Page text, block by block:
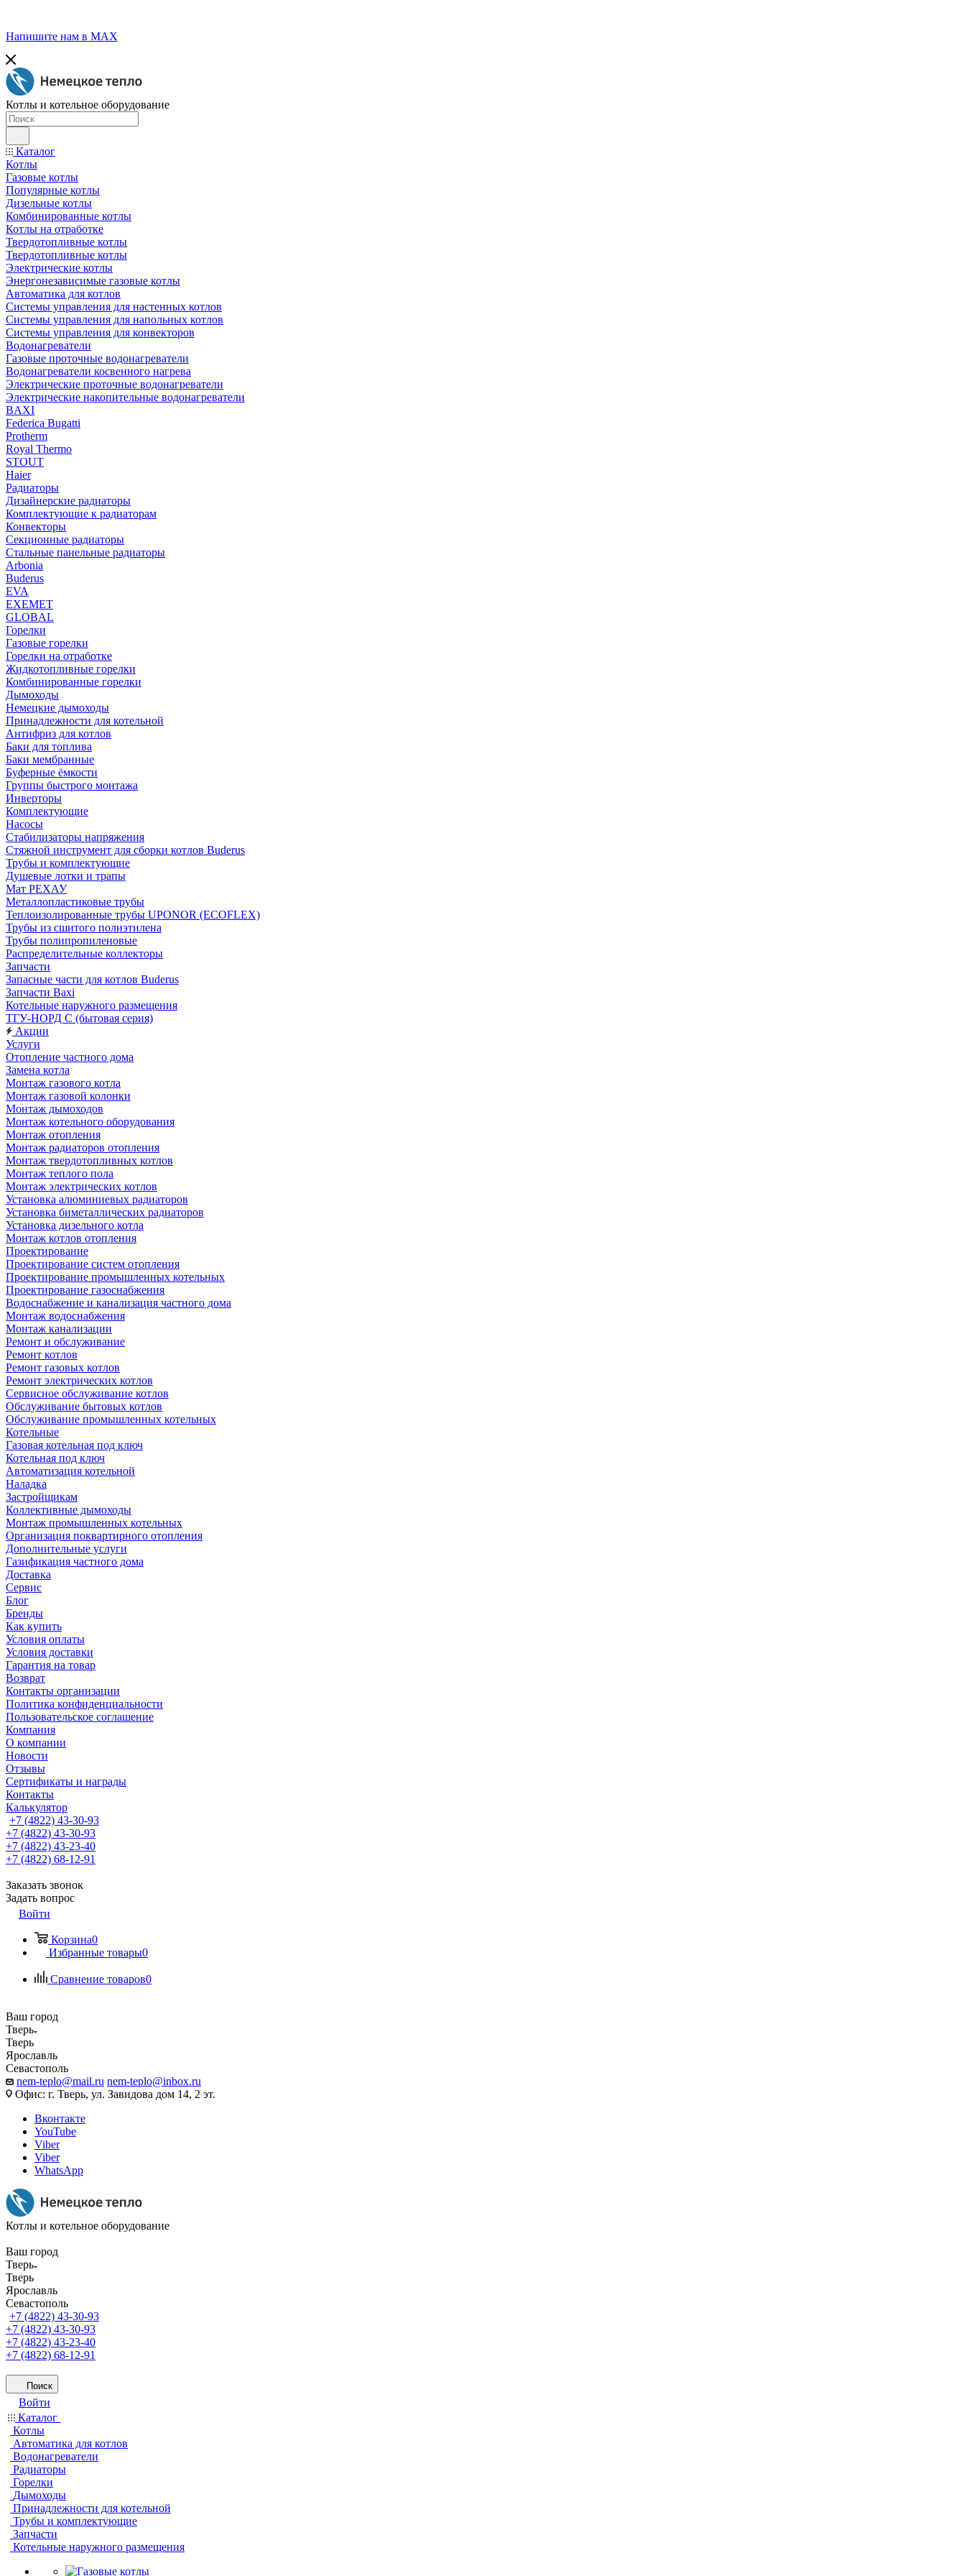
Напишите нам в МАХ
Котлы и котельное оборудование
Каталог
Котлы
Газовые котлы
Популярные котлы
Дизельные котлы
Комбинированные котлы
Котлы на отработке
Твердотопливные котлы
Твердотопливные котлы
Электрические котлы
Энергонезависимые газовые котлы
Автоматика для котлов
Системы управления для настенных котлов
Системы управления для напольных котлов
Системы управления для конвекторов
Водонагреватели
Газовые проточные водонагреватели
Водонагреватели косвенного нагрева
Электрические проточные водонагреватели
Электрические накопительные водонагреватели
BAXI
Federica Bugatti
Protherm
Royal Thermo
STOUT
Haier
Радиаторы
Дизайнерские радиаторы
Комплектующие к радиаторам
Конвекторы
Секционные радиаторы
Стальные панельные радиаторы
Arbonia
Buderus
EVA
EXEMET
GLOBAL
Горелки
Газовые горелки
Горелки на отработке
Жидкотопливные горелки
Комбинированные горелки
Дымоходы
Немецкие дымоходы
Принадлежности для котельной
Антифриз для котлов
Баки для топлива
Баки мембранные
Буферные ёмкости
Группы быстрого монтажа
Инверторы
Комплектующие
Насосы
Стабилизаторы напряжения
Стяжной инструмент для сборки котлов Buderus
Трубы и комплектующие
Душевые лотки и трапы
Мат РЕХАУ
Металлопластиковые трубы
Теплоизолированные трубы UPONOR (ECOFLEX)
Трубы из сшитого полиэтилена
Трубы полипропиленовые
Распределительные коллекторы
Запчасти
Запасные части для котлов Buderus
Запчасти Baxi
Котельные наружного размещения
ТГУ-НОРД С (бытовая серия)
Акции
Услуги
Отопление частного дома
Замена котла
Монтаж газового котла
Монтаж газовой колонки
Монтаж дымоходов
Монтаж котельного оборудования
Монтаж отопления
Монтаж радиаторов отопления
Монтаж твердотопливных котлов
Монтаж теплого пола
Монтаж электрических котлов
Установка алюминиевых радиаторов
Установка биметаллических радиаторов
Установка дизельного котла
Монтаж котлов отопления
Проектирование
Проектирование систем отопления
Проектирование промышленных котельных
Проектирование газоснабжения
Водоснабжение и канализация частного дома
Монтаж водоснабжения
Монтаж канализации
Ремонт и обслуживание
Ремонт котлов
Ремонт газовых котлов
Ремонт электрических котлов
Сервисное обслуживание котлов
Обслуживание бытовых котлов
Обслуживание промышленных котельных
Котельные
Газовая котельная под ключ
Котельная под ключ
Автоматизация котельной
Наладка
Застройщикам
Коллективные дымоходы
Монтаж промышленных котельных
Организация поквартирного отопления
Дополнительные услуги
Газификация частного дома
Доставка
Сервис
Блог
Бренды
Как купить
Условия оплаты
Условия доставки
Гарантия на товар
Возврат
Контакты организации
Политика конфиденциальности
Пользовательское соглашение
Компания
О компании
Новости
Отзывы
Сертификаты и награды
Контакты
Калькулятор
+7 (4822) 43-30-93
+7 (4822) 43-30-93
+7 (4822) 43-23-40
+7 (4822) 68-12-91
Заказать звонок
Задать вопрос
Войти
Корзина0
Избранные товары0
Сравнение товаров0
Ваш город
Тверь
Тверь
Ярославль
Севастополь
nem-teplo@mail.ru nem-teplo@inbox.ru
Офис: г. Тверь, ул. Завидова дом 14, 2 эт.
Вконтакте
YouTube
Viber
Viber
WhatsApp
Котлы и котельное оборудование
Ваш город
Тверь
Тверь
Ярославль
Севастополь
+7 (4822) 43-30-93
+7 (4822) 43-30-93
+7 (4822) 43-23-40
+7 (4822) 68-12-91
Поиск
Войти
Каталог
Котлы
Автоматика для котлов
Водонагреватели
Радиаторы
Горелки
Дымоходы
Принадлежности для котельной
Трубы и комплектующие
Запчасти
Котельные наружного размещения